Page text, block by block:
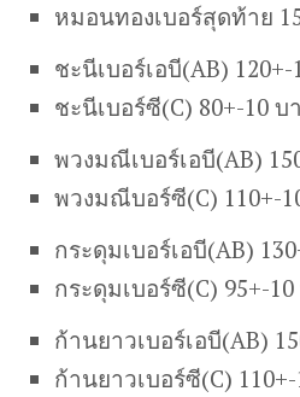
หมอนทองเบอร์สุดท้าย
ชะนีเบอร์เอบี(AB)
ชะนีเบอร์ซี(C) 80+-10
พวงมณีเบอร์เอบี(AB)
พวงมณีบอร์ซี(C) 110+-
กระดุมเบอร์เอบี(AB)
กระดุมเบอร์ซี(C) 95+-
ก้านยาวเบอร์เอบี(AB)
ก้านยาวเบอร์ซี(C)